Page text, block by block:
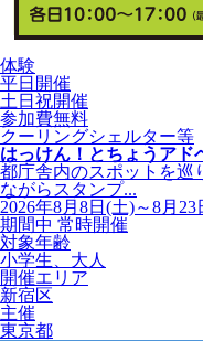
体験
平日開催
土日祝開催
参加費無料
クーリングシェルター等
はっけん！とちょうアド
都庁舎内のスポットを巡
ながらスタンプ...
2026年8月8日(土)～8月23
期間中 常時開催
対象年齢
小学生、大人
開催エリア
新宿区
主催
東京都